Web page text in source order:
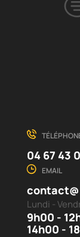
04 67 43
EMAIL
Lundi -
9h00 -
14h00 -